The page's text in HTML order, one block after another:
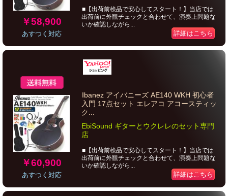
￥58,900
あすつく対応
■【出荷前検品で安心してスタート！】当店では
出荷前に外観チェックと合わせて、演奏上問題な
いか確認しながら...
詳細はこちら
￥60,900
あすつく対応
Ibanez アイバニーズ AE140 WKH 初心者
入門 17点セット エレアコ アコースティッ
ク...
EbiSound ギターとウクレレのセット専門
店
■【出荷前検品で安心してスタート！】当店では
出荷前に外観チェックと合わせて、演奏上問題な
いか確認しながら...
詳細はこちら